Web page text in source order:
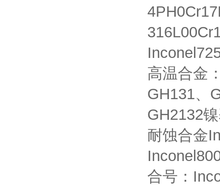
高温合金
GH131、
GH2132
耐蚀合金
合号：